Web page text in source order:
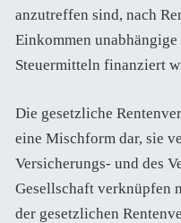
anzutreffen sind, nach
Einkommen
Steuermitteln finanziert
Die gesetzliche
eine Mischform dar, sie
Versicherungs- und des
Gesellschaft verknüpfen
der gesetzlichen